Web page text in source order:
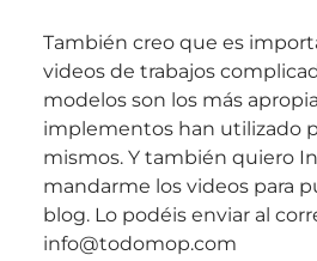
También creo que es
videos de trabajos
modelos son los más
implementos han utilizado
mismos. Y también quiero
mandarme los videos para
blog. Lo podéis enviar al
info@todomop.com